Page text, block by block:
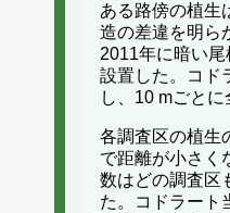
ある路傍の植生
造の差違を明ら
2011年に暗い
設置した。コド
し、10 mごとに
各調査区の植生
で距離が小さく
数はどの調査区
た。コドラート